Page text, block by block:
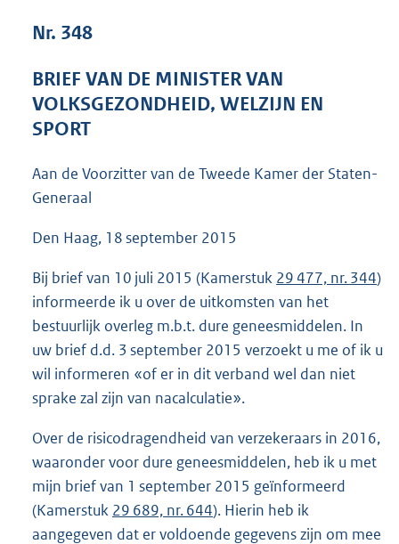
e
:
b
Nr. 348
BRIEF VAN DE MINISTER VAN
VOLKSGEZONDHEID, WELZIJN EN
SPORT
Aan de Voorzitter van de Tweede Kamer der Staten-
Generaal
Den Haag, 18 september 2015
Bij brief van 10 juli 2015 (Kamerstuk 29 477, nr. 344)
informeerde ik u over de uitkomsten van het
bestuurlijk overleg m.b.t. dure geneesmiddelen. In
uw brief d.d. 3 september 2015 verzoekt u me of ik u
wil informeren «of er in dit verband wel dan niet
sprake zal zijn van nacalculatie».
Over de risicodragendheid van verzekeraars in 2016,
waaronder voor dure geneesmiddelen, heb ik u met
mijn brief van 1 september 2015 geïnformeerd
(Kamerstuk 29 689, nr. 644). Hierin heb ik
aangegeven dat er voldoende gegevens zijn om mee